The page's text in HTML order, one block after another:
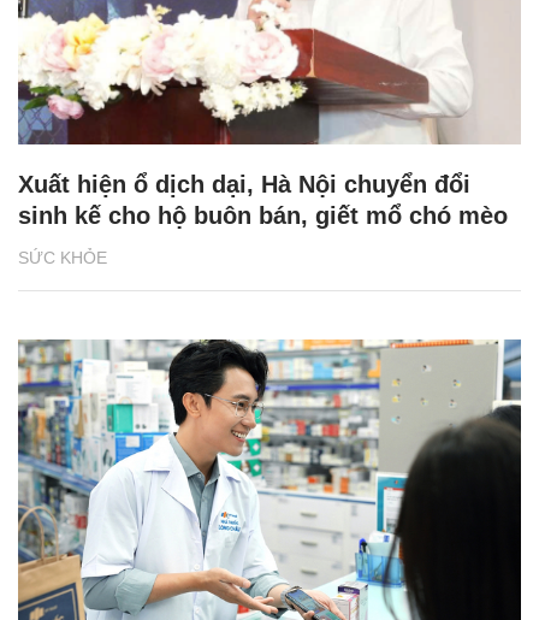
SỨC KHỎE
Xuất hiện ổ dịch dại, Hà Nội chuyển đổi
sinh kế cho hộ buôn bán, giết mổ chó mèo